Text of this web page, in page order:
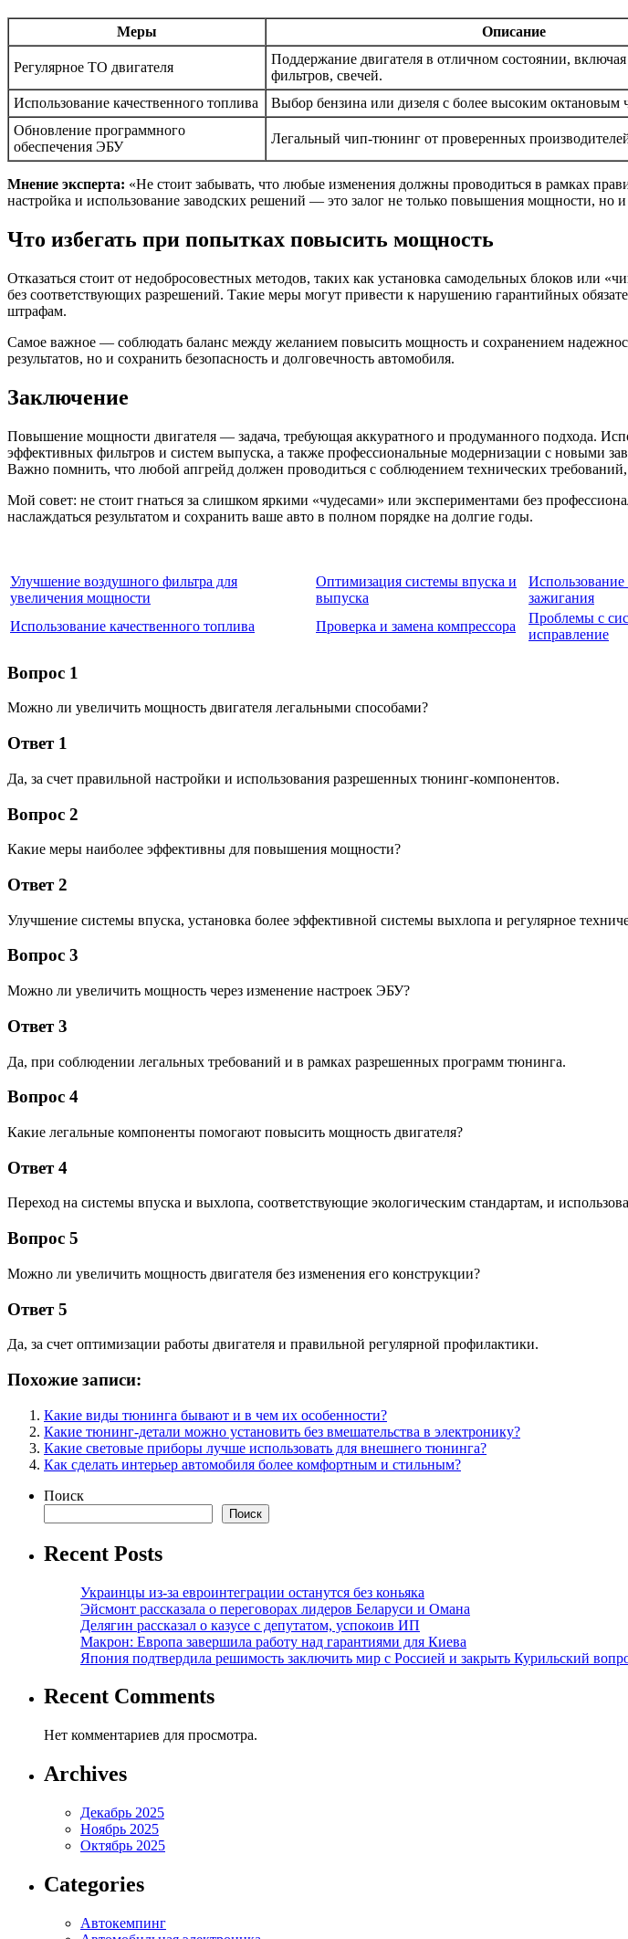
Меры Описание
Регулярное ТО двигателя
Поддержание двигателя в отличном состоянии, включая
фильтров, свечей.
Использование качественного топлива
Выбор бензина или дизеля с более высоким октановым
Обновление программного
обеспечения ЭБУ
Легальный чип-тюнинг от проверенных
Мнение эксперта: «Не стоит забывать, что любые изменения должны проводиться в рамках
настройка и использование заводских решений — это залог не только повышения мощности, но
Что избегать при попытках повысить мощность
Отказаться стоит от недобросовестных методов, таких как установка самодельных блоков или
без соответствующих разрешений. Такие меры могут привести к нарушению гарантийных
штрафам.
Самое важное — соблюдать баланс между желанием повысить мощность и сохранением
результатов, но и сохранить безопасность и долговечность автомобиля.
Заключение
Повышение мощности двигателя — задача, требующая аккуратного и продуманного подхода.
эффективных фильтров и систем выпуска, а также профессиональные модернизации с новыми
Важно помнить, что любой апгрейд должен проводиться с соблюдением технических
Мой совет: не стоит гнаться за слишком яркими «чудесами» или экспериментами без
наслаждаться результатом и сохранить ваше авто в полном порядке на долгие годы.
Улучшение воздушного фильтра для
увеличения мощности
Оптимизация системы впуска и
выпуска
зажигания
Использование качественного топлива
Проверка и замена компрессора
Проблемы с
исправление
Вопрос 1
Можно ли увеличить мощность двигателя легальными способами?
Ответ 1
Да, за счет правильной настройки и использования разрешенных тюнинг-компонентов.
Вопрос 2
Какие меры наиболее эффективны для повышения мощности?
Ответ 2
Улучшение системы впуска, установка более эффективной системы выхлопа и регулярное
Вопрос 3
Можно ли увеличить мощность через изменение настроек ЭБУ?
Ответ 3
Да, при соблюдении легальных требований и в рамках разрешенных программ тюнинга.
Вопрос 4
Какие легальные компоненты помогают повысить мощность двигателя?
Ответ 4
Переход на системы впуска и выхлопа, соответствующие экологическим стандартам, и
Вопрос 5
Можно ли увеличить мощность двигателя без изменения его конструкции?
Ответ 5
Да, за счет оптимизации работы двигателя и правильной регулярной профилактики.
Похожие записи:
Какие виды тюнинга бывают и в чем их особенности?
Какие тюнинг-детали можно установить без вмешательства в электронику?
Какие световые приборы лучше использовать для внешнего тюнинга?
Как сделать интерьер автомобиля более комфортным и стильным?
Поиск
Поиск
Recent Posts
Украинцы из-за евроинтеграции останутся без коньяка
Эйсмонт рассказала о переговорах лидеров Беларуси и Омана
Делягин рассказал о казусе с депутатом, успокоив ИП
Макрон: Европа завершила работу над гарантиями для Киева
Япония подтвердила решимость заключить мир с Россией и закрыть Курильский
Recent Comments
Нет комментариев для просмотра.
Archives
Декабрь 2025
Ноябрь 2025
Октябрь 2025
Categories
Автокемпинг